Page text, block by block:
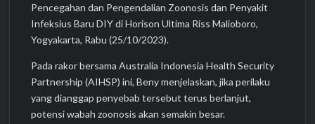
Pencegahan dan Pengendalian Zoonosis dan Penyakit
Infeksius Baru DIY di Horison Ultima Riss Malioboro,
Yogyakarta, Rabu (25/10/2023).
Pada rakor bersama Australia Indonesia Health Security
Partnership (AIHSP) ini, Beny menjelaskan, jika perilaku
yang dianggap penyebab tersebut terus berlanjut,
potensi wabah zoonosis akan semakin besar.